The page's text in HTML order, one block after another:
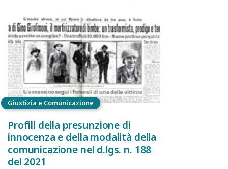
Giustizia e Comunicazione
Profili della presunzione di
innocenza e della modalità della
comunicazione nel d.lgs. n. 188
del 2021